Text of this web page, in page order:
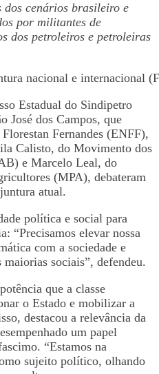
dos cenários brasileiro e
por militantes de
dos petroleiros e petroleiras
nacional e internacional
Estadual do Sindipetro
José dos Campos, que
Fernandes (ENFF),
Calisto, do Movimento dos
e Marcelo Leal, do
(MPA), debateram
atual.
política e social para
“Precisamos elevar nossa
com a sociedade e
maiorias sociais”, defendeu.
que a classe
o Estado e mobilizar a
destacou a relevância da
um papel
“Estamos na
sujeito político, olhando